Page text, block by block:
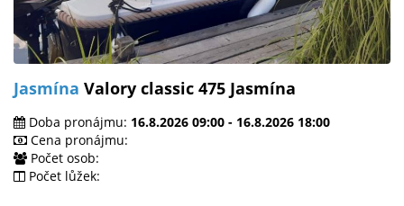
Jasmína Valory classic 475 Jasmína
Doba pronájmu: 16.8.2026 09:00 - 16.8.2026 18:00
Cena pronájmu:
Počet osob:
Počet lůžek: